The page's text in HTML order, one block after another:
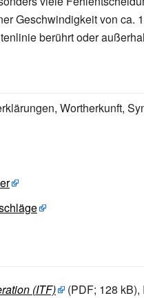
Geschwindigkeit von ca.
berührt oder
Wortherkunft,
(ITF) (PDF; 128 kB),